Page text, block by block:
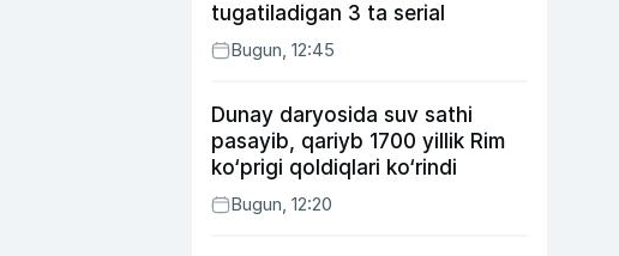
tugatiladigan 3 ta serial
Bugun, 12:45
Dunay daryosida suv sathi
pasayib, qariyb 1700 yillik Rim
ko‘prigi qoldiqlari ko‘rindi
Bugun, 12:20